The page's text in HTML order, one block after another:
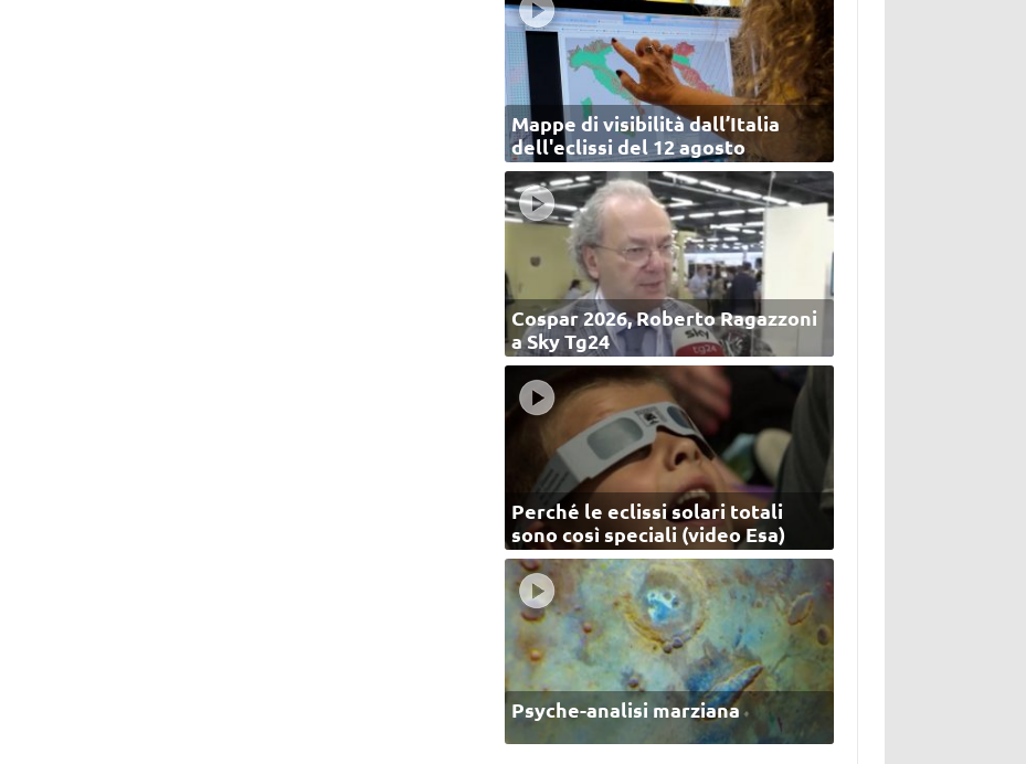
Mappe di visibilità dall’Italia
dell'eclissi del 12 agosto
Cospar 2026, Roberto Ragazzoni
a Sky Tg24
Perché le eclissi solari totali
sono così speciali (video Esa)
Psyche-analisi marziana